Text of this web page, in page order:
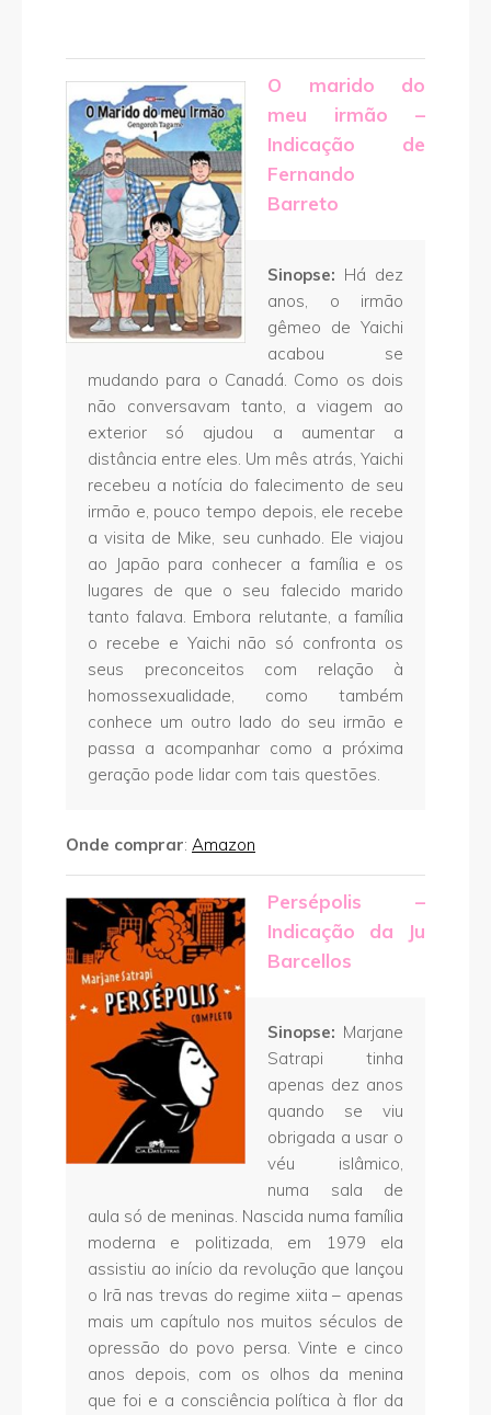
O marido do
meu irmão –
Indicação de
Fernando
Barreto
Sinopse: Há dez
anos, o irmão
gêmeo de Yaichi
acabou se
mudando para o Canadá. Como os dois
não conversavam tanto, a viagem ao
exterior só ajudou a aumentar a
distância entre eles. Um mês atrás, Yaichi
recebeu a notícia do falecimento de seu
irmão e, pouco tempo depois, ele recebe
a visita de Mike, seu cunhado. Ele viajou
ao Japão para conhecer a família e os
lugares de que o seu falecido marido
tanto falava. Embora relutante, a família
o recebe e Yaichi não só confronta os
seus preconceitos com relação à
homossexualidade, como também
conhece um outro lado do seu irmão e
passa a acompanhar como a próxima
geração pode lidar com tais questões.
Onde comprar: Amazon
Persépolis –
Indicação da Ju
Barcellos
Sinopse: Marjane
Satrapi tinha
apenas dez anos
quando se viu
obrigada a usar o
véu islâmico,
numa sala de
aula só de meninas. Nascida numa família
moderna e politizada, em 1979 ela
assistiu ao início da revolução que lançou
o Irã nas trevas do regime xiita – apenas
mais um capítulo nos muitos séculos de
opressão do povo persa. Vinte e cinco
anos depois, com os olhos da menina
que foi e a consciência política à flor da